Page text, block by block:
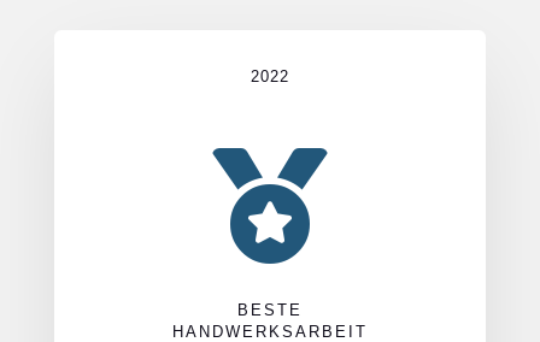
2022

BESTE
HANDWERKSARBEIT